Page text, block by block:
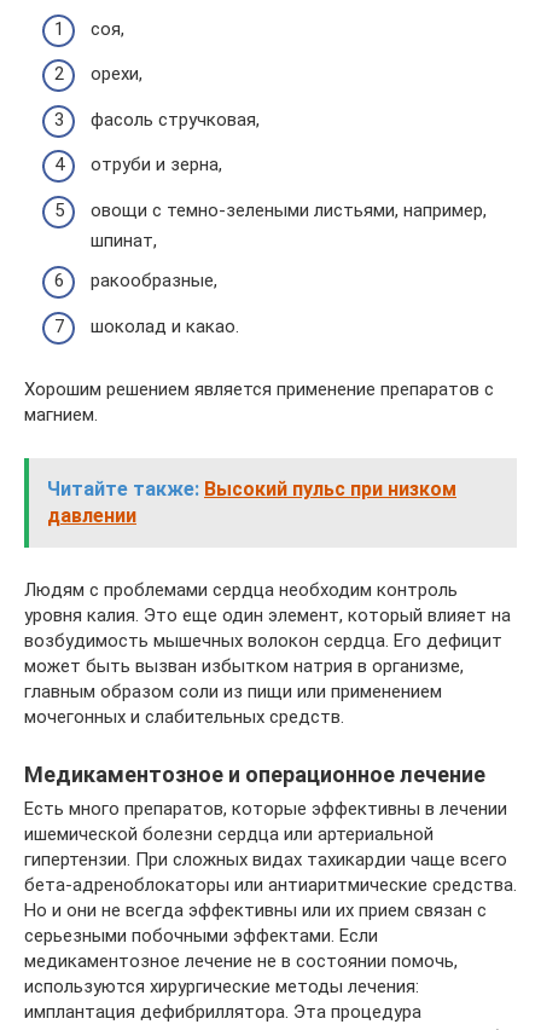
соя,
орехи,
фасоль стручковая,
отруби и зерна,
овощи с темно-зелеными листьями, например,
шпинат,
ракообразные,
шоколад и какао.
Хорошим решением является применение препаратов с
магнием.
Читайте также: Высокий пульс при низком
давлении
Людям с проблемами сердца необходим контроль
уровня калия. Это еще один элемент, который влияет на
возбудимость мышечных волокон сердца. Его дефицит
может быть вызван избытком натрия в организме,
главным образом соли из пищи или применением
мочегонных и слабительных средств.
Медикаментозное и операционное лечение
Есть много препаратов, которые эффективны в лечении
ишемической болезни сердца или артериальной
гипертензии. При сложных видах тахикардии чаще всего
бета-адреноблокаторы или антиаритмические средства.
Но и они не всегда эффективны или их прием связан с
серьезными побочными эффектами. Если
медикаментозное лечение не в состоянии помочь,
используются хирургические методы лечения:
имплантация дефибриллятора. Эта процедура